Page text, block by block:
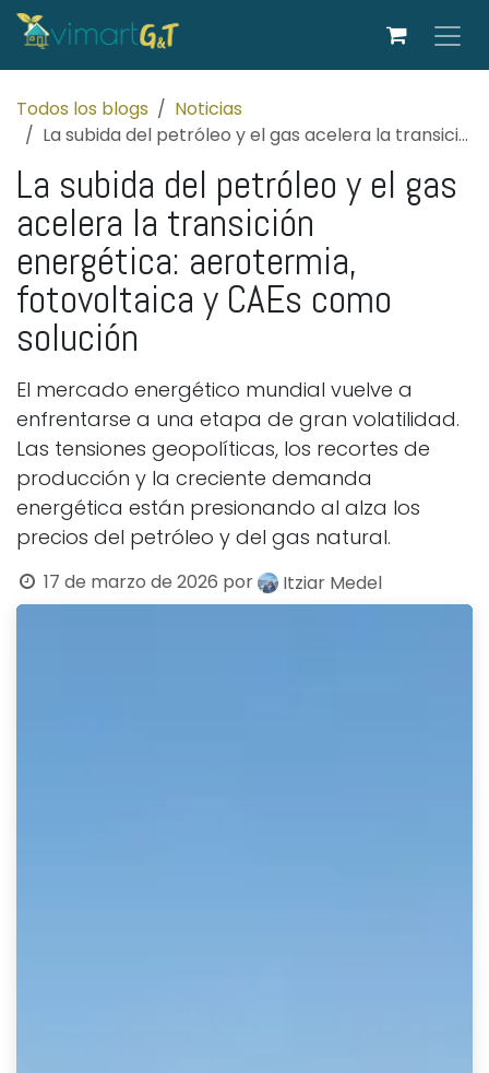
Ir al contenido
Todos los blogs
Noticias
La subida del petróleo y el gas acelera la transición energética: aerotermia, fotovoltaica y CAEs como solución
La subida del petróleo y el gas
acelera la transición
energética: aerotermia,
fotovoltaica y CAEs como
solución
El mercado energético mundial vuelve a
enfrentarse a una etapa de gran volatilidad.
Las tensiones geopolíticas, los recortes de
producción y la creciente demanda
energética están presionando al alza los
precios del petróleo y del gas natural.
17 de marzo de 2026 por Itziar Medel